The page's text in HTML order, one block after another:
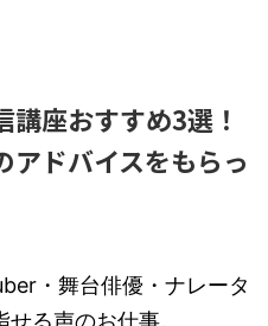
座おすすめ3選！
アドバイスをもらっ
・舞台俳優・ナレータ